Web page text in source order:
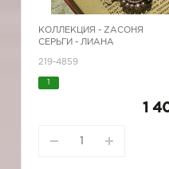
КОЛЛЕКЦИЯ - ZAСОНЯ
СЕРЬГИ - ЛИАНА
219-4859
1